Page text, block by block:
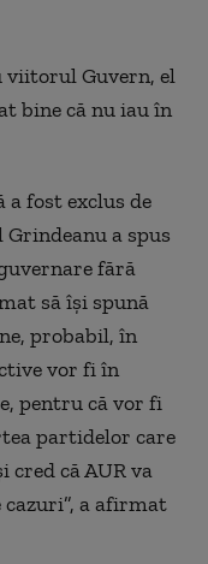
viitorul Guvern, el
bine că nu iau în
a fost exclus de
a spus
fără
să îşi spună
probabil, în
vor fi în
pentru că vor fi
partidelor care
cred că AUR va
a afirmat